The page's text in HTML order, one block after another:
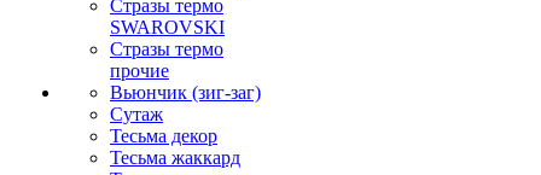
Стразы термо
SWAROVSKI
Стразы термо
прочие
Вьюнчик (зиг-заг)
Сутаж
Тесьма декор
Тесьма жаккард